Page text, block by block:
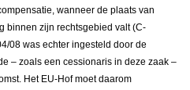
wanneer de plaats van
binnen zijn rechtsgebied valt (C-
08 was echter ingesteld door de
– zoals een cessionaris in deze zaak –
Het EU-Hof moet daarom